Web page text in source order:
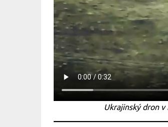
Ukrajinský dron